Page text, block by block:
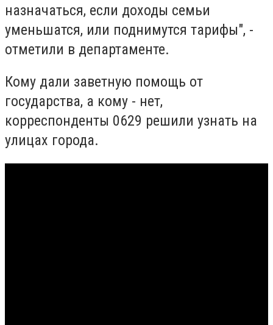
назначаться, если доходы семьи
уменьшатся, или поднимутся тарифы", -
отметили в департаменте.
Кому дали заветную помощь от
государства, а кому - нет,
корреспонденты 0629 решили узнать на
улицах города.